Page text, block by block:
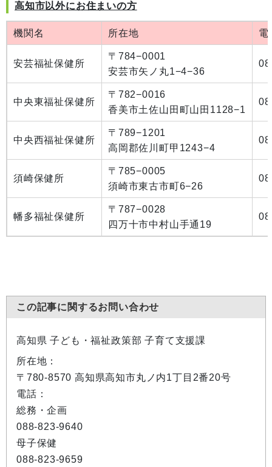
高知市以外にお住まいの方
機関名 所在地 電
安芸福祉保健所
〒784−0001
安芸市矢ノ丸1−4−36
中央東福祉保健所
〒782−0016
香美市土佐山田町山田1128−1
中央西福祉保健所
〒789−1201
高岡郡佐川町甲1243−4
須崎保健所
〒785−0005
須崎市東古市町6−26
幡多福祉保健所
〒787−0028
四万十市中村山手通19
この記事に関するお問い合わせ
高知県 子ども・福祉政策部 子育て支援課
所在地：
〒780-8570 高知県高知市丸ノ内1丁目2番20号
電話：
総務・企画
088-823-9640
母子保健
088-823-9659